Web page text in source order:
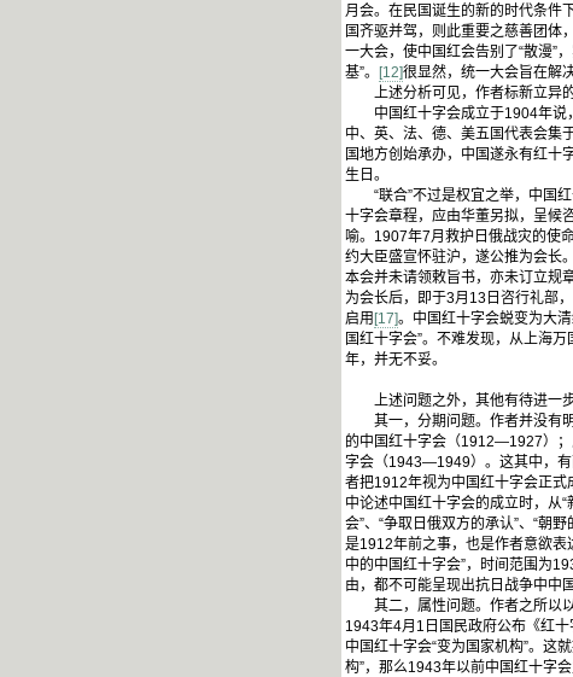
月会。在民国诞生的新的时代条件
国齐驱并驾，则此重要之慈善团体
一大会，使中国红会告别了“散漫”
基”。
[12]很显然，统一大会旨在解
上述分析可见，作者标新立异的
中国红十字会成立于1904年说，
中、英、法、德、美五国代表会集
国地方创始承办，中国遂永有红十
生日。
“联合”不过是权宜之举，中国红
十字会章程，应由华董另拟，呈候
喻。1907年7月救护日俄战灾的使
约大臣盛宣怀驻沪，遂公推为会长
本会并未请领敕旨书，亦未订立规
为会长后，即于3月13日咨行礼部
启用 [17]。中国红十字会蜕变为大
国红十字会”。不难发现，从上海
年，并无不妥。
上述问题之外，其他有待进一步
其一，分期问题。作者并没有明
的中国红十字会（1912—1927）
字会（1943—1949）。这其中，有
者把1912年视为中国红十字会正式
中论述中国红十字会的成立时，从
会”、“争取日俄双方的承认”、“朝
是1912年前之事，也是作者意欲表
中的中国红十字会”，时间范围为
由，都不可能呈现出抗日战争中中
其二，属性问题。作者之所以以
1943年4月1日国民政府公布《红
中国红十字会“变为国家机构”。这
构”，那么1943年以前中国红十字